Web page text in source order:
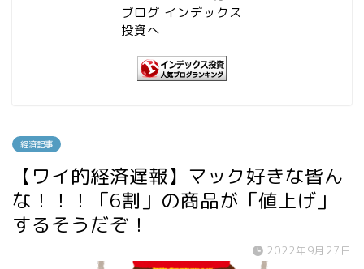
経済記事
【ワイ的経済遅報】マック好きな皆ん
な！！！「6割」の商品が「値上げ」
するそうだぞ！
2022年9月27日